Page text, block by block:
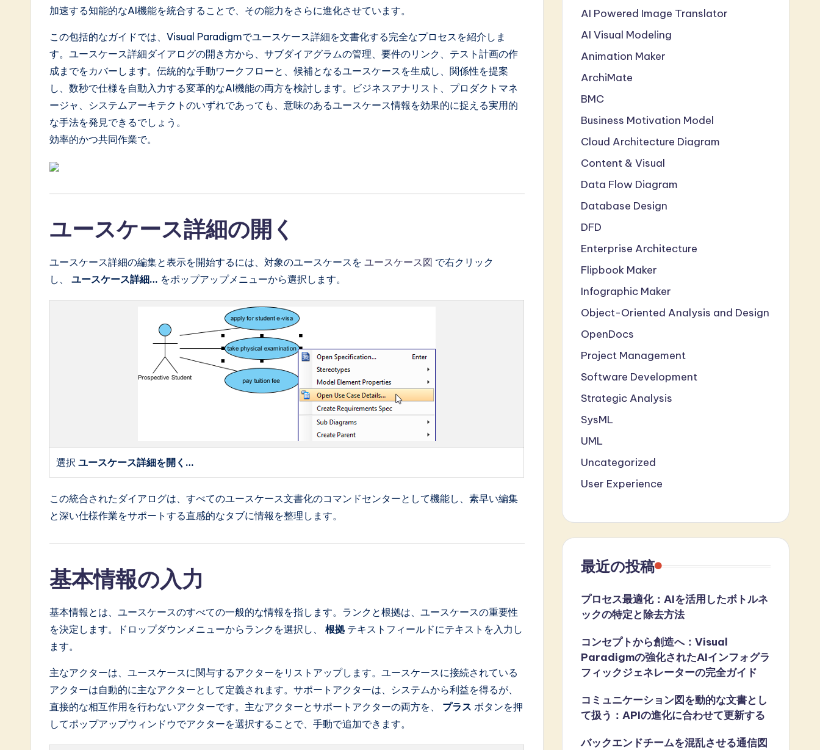
A
&
加速する知能的なAI機能を統合することで、その能力をさらに進化させています。
この包括的なガイドでは、Visual Paradigmでユースケース詳細を文書化する完全なプロセスを紹介しま
す。ユースケース詳細ダイアログの開き方から、サブダイアグラムの管理、要件のリンク、テスト計画の作
成までをカバーします。伝統的な手動ワークフローと、候補となるユースケースを生成し、関係性を提案
し、数秒で仕様を自動入力する変革的なAI機能の両方を検討します。ビジネスアナリスト、プロダクトマネ
ージャ、システムアーキテクトのいずれであっても、意味のあるユースケース情報を効果的に捉える実用的
な手法を発見できるでしょう。
効率的かつ共同作業で。
ユースケース詳細の開く
ユースケース詳細の編集と表示を開始するには、対象のユースケースを ユースケース図 で右クリック
し、 ユースケース詳細… をポップアップメニューから選択します。
選択ユースケース詳細を開く…
この統合されたダイアログは、すべてのユースケース文書化のコマンドセンターとして機能し、素早い編集
と深い仕様作業をサポートする直感的なタブに情報を整理します。
基本情報の入力
基本情報とは、ユースケースのすべての一般的な情報を指します。ランクと根拠は、ユースケースの重要性
を決定します。ドロップダウンメニューからランクを選択し、 根拠 テキストフィールドにテキストを入力し
ます。
主なアクターは、ユースケースに関与するアクターをリストアップします。ユースケースに接続されている
アクターは自動的に主なアクターとして定義されます。サポートアクターは、システムから利益を得るが、
直接的な相互作用を行わないアクターです。主なアクターとサポートアクターの両方を、 プラス ボタンを押
してポップアップウィンドウでアクターを選択することで、手動で追加できます。
AI Powered Image Translator
AI Visual Modeling
Animation Maker
ArchiMate
BMC
Business Motivation Model
Cloud Architecture Diagram
Content & Visual
Data Flow Diagram
Database Design
DFD
Enterprise Architecture
Flipbook Maker
Infographic Maker
Object-Oriented Analysis and Design
OpenDocs
Project Management
Software Development
Strategic Analysis
SysML
UML
Uncategorized
User Experience
最近の投稿
プロセス最適化：AIを活用したボトルネ
ックの特定と除去方法
コンセプトから創造へ：Visual
Paradigmの強化されたAIインフォグラ
フィックジェネレーターの完全ガイド
コミュニケーション図を動的な文書とし
て扱う：APIの進化に合わせて更新する
バックエンドチームを混乱させる通信図